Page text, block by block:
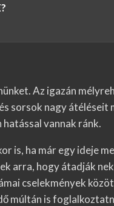
Az igazán
sorsok nagy átéléseit
vannak ránk.
is, ha már egy ideje
arra, hogy átadják
cselekmények
múltán is